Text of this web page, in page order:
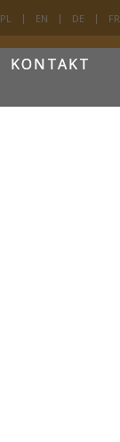
KONTAKT
PL EN DE FR